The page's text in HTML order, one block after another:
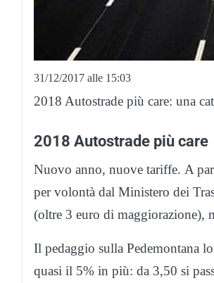
31/12/2017 alle 15:03
2018 Autostrade più care: una
2018 Autostrade più care
Nuovo anno, nuove tariffe. A
per volontà dal Ministero dei
(oltre 3 euro di maggiorazione),
Il pedaggio sulla Pedemontana
quasi il 5% in più: da 3,50 si